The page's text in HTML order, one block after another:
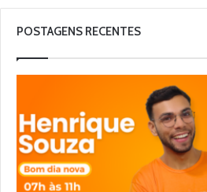
POSTAGENS RECENTES